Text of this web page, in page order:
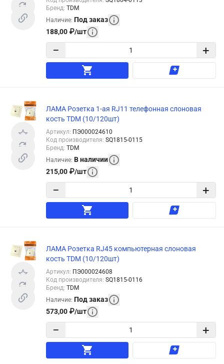
Бренд: TDM
Наличие: Под заказ
188,00 ₽/шт
− +
ЛАМА Розетка 1-ая RJ11 телефонная слоновая
кость TDM (10/120шт)
Артикул: ПЭ000024610
Код производителя: SQ1815-0115
Бренд: TDM
Наличие: В наличии
215,00 ₽/шт
− +
ЛАМА Розетка RJ45 компьютерная слоновая
кость TDM (10/120шт)
Артикул: ПЭ000024608
Код производителя: SQ1815-0116
Бренд: TDM
Наличие: Под заказ
573,00 ₽/шт
− +